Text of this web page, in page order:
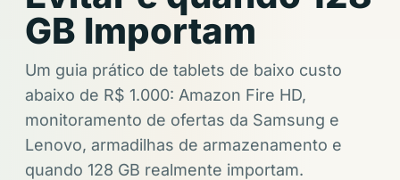
GB Importam
Um guia prático de tablets de baixo custo
abaixo de R$ 1.000: Amazon Fire HD,
monitoramento de ofertas da Samsung e
Lenovo, armadilhas de armazenamento e
quando 128 GB realmente importam.